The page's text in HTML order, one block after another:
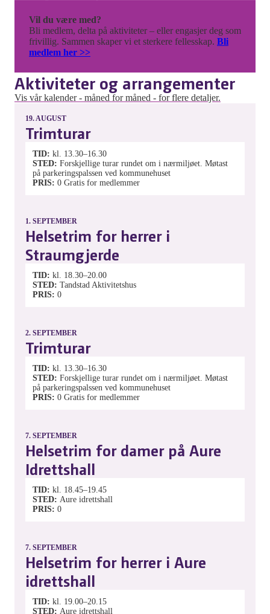
Vil du være med?
Bli medlem, delta på aktiviteter – eller engasjer deg som
frivillig. Sammen skaper vi et sterkere fellesskap. Bli
medlem her >>
Aktiviteter og arrangementer
Vis vår kalender - måned for måned - for flere detaljer.
19.AUGUST
Trimturar
TID kl. 13.30–16.30
STED Forskjellige turar rundet om i nærmiljøet. Møtast
på parkeringspalssen ved kommunehuset
PRIS 0 Gratis for medlemmer
1. SEPTEMBER
Helsetrim for herrer i
Straumgjerde
TID kl. 18.30–20.00
STED Tandstad Aktivitetshus
PRIS 0
2. SEPTEMBER
Trimturar
TID kl. 13.30–16.30
STED Forskjellige turar rundet om i nærmiljøet. Møtast
på parkeringspalssen ved kommunehuset
PRIS 0 Gratis for medlemmer
7. SEPTEMBER
Helsetrim for damer på Aure
Idrettshall
TID kl. 18.45–19.45
STED Aure idrettshall
PRIS 0
7. SEPTEMBER
Helsetrim for herrer i Aure
idrettshall
TID kl. 19.00–20.15
STED Aure idrettshall